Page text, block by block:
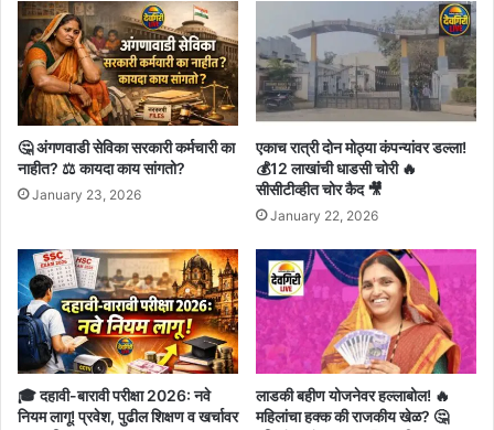
🤔 अंगणवाडी सेविका सरकारी कर्मचारी का
नाहीत? ⚖️ कायदा काय सांगतो?
January 23, 2026
एकाच रात्री दोन मोठ्या कंपन्यांवर डल्ला!
💰12 लाखांची धाडसी चोरी 🔥
सीसीटीव्हीत चोर कैद 🎥
January 22, 2026
🎓 दहावी-बारावी परीक्षा 2026: नवे
नियम लागू! प्रवेश, पुढील शिक्षण व खर्चावर
लाडकी बहीण योजनेवर हल्लाबोल! 🔥
महिलांचा हक्क की राजकीय खेळ? 🤔